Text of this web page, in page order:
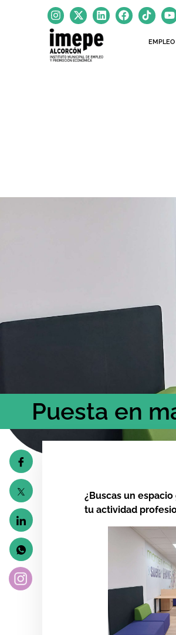
Puesta en
¿Buscas un
tu actividad